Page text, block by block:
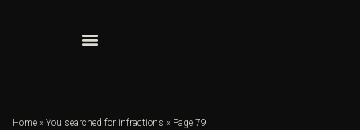
Home » You searched for infractions » Page 79